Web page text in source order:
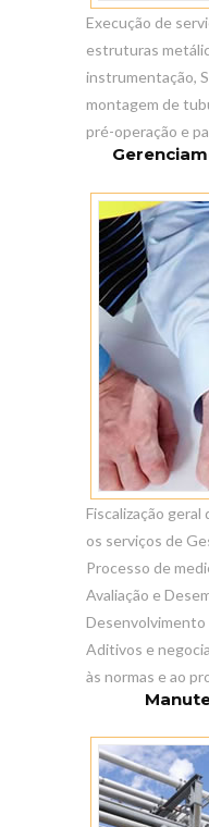
Execução de
estruturas
instrumentação,
montagem de
pré-operação e
Fiscalização
os serviços de
Processo de
Avaliação e
Desenvolvimento
Aditivos e
às normas e ao